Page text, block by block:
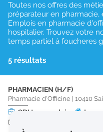
Toutes nos offres des
préparateur en
Emplois en pharmacie
hospitalier. Trouvez votre
temps partiel à foucheres
5 résultats
PHARMACIEN (H/F)
Pharmacie d'Officine 10410
CDI temps plein
Dès que possible